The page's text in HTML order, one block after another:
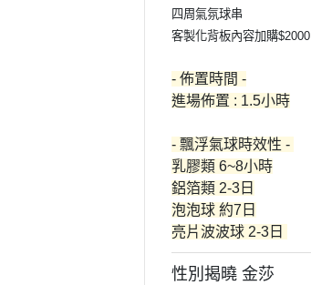
四周氣氛球串
客製化背板內容加購$2000
- 佈置時間 -
進場佈置 : 1.5小時
- 飄浮氣球時效性 -
乳膠類 6~8小時
鋁箔類 2-3日
泡泡球 約7日
亮片波波球 2-3日
性別揭曉 金莎